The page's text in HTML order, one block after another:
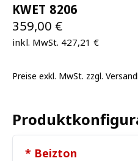
KWET 8206
359,00 €
inkl. MwSt. 427,21 €
Preise exkl. MwSt. zzgl.
* Beizton